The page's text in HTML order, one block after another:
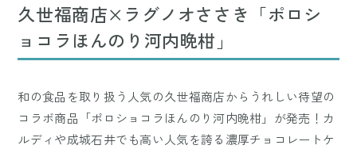
久世福商店×ラグノオささき「ポロシ
ョコラほんのり河内晩柑」
和の食品を取り扱う人気の久世福商店からうれしい待望の
コラボ商品「ポロショコラほんのり河内晩柑」が発売！カ
ルディや成城石井でも高い人気を誇る濃厚チョコレートケ